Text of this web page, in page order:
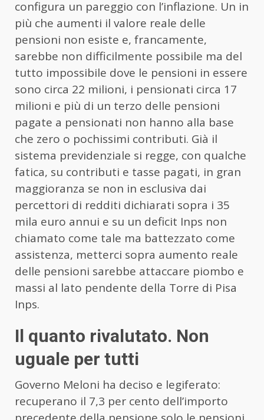
configura un pareggio con l’inflazione. Un in
più che aumenti il valore reale delle
pensioni non esiste e, francamente,
sarebbe non difficilmente possibile ma del
tutto impossibile dove le pensioni in essere
sono circa 22 milioni, i pensionati circa 17
milioni e più di un terzo delle pensioni
pagate a pensionati non hanno alla base
che zero o pochissimi contributi. Già il
sistema previdenziale si regge, con qualche
fatica, su contributi e tasse pagati, in gran
maggioranza se non in esclusiva dai
percettori di redditi dichiarati sopra i 35
mila euro annui e su un deficit Inps non
chiamato come tale ma battezzato come
assistenza, metterci sopra aumento reale
delle pensioni sarebbe attaccare piombo e
massi al lato pendente della Torre di Pisa
Inps.
Il quanto rivalutato. Non
uguale per tutti
Governo Meloni ha deciso e legiferato:
recuperano il 7,3 per cento dell’importo